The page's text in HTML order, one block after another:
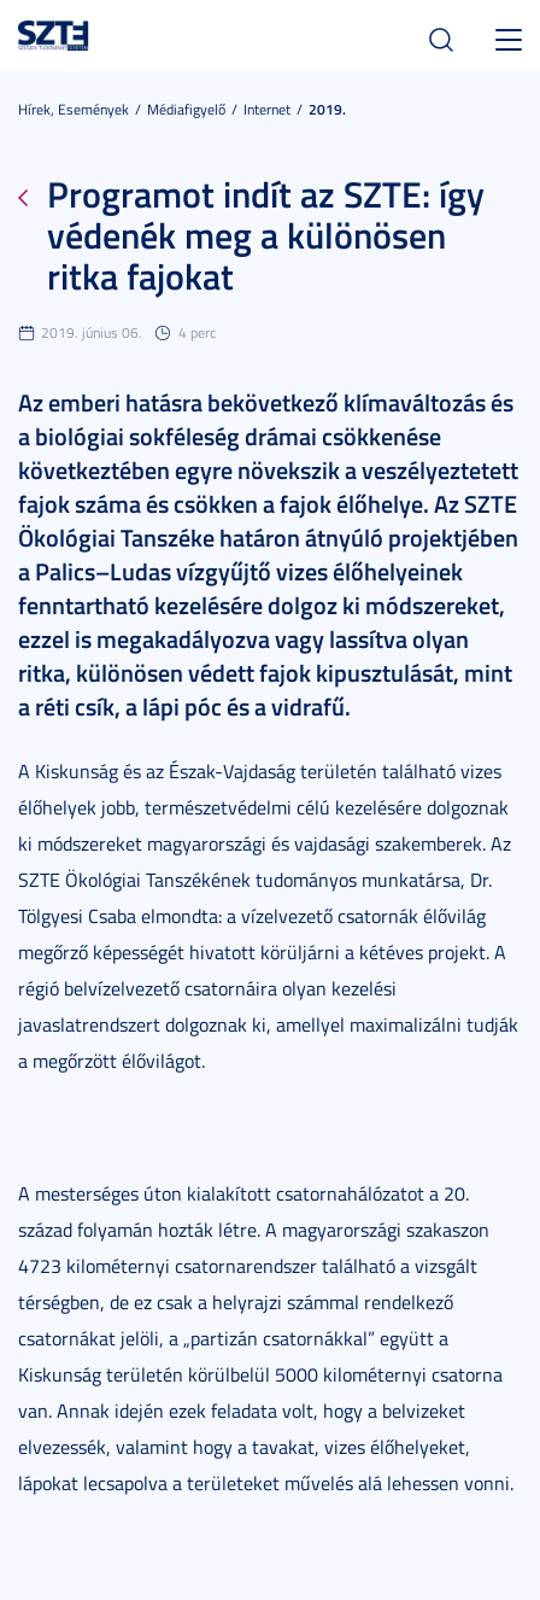
Hírek, Események Médiafigyelő Internet 2019.
Programot indít az SZTE: így
védenék meg a különösen
ritka fajokat
2019. június 06. 4 perc
Az emberi hatásra bekövetkező klímaváltozás és
a biológiai sokféleség drámai csökkenése
következtében egyre növekszik a veszélyeztetett
fajok száma és csökken a fajok élőhelye. Az SZTE
Ökológiai Tanszéke határon átnyúló projektjében
a Palics–Ludas vízgyűjtő vizes élőhelyeinek
fenntartható kezelésére dolgoz ki módszereket,
ezzel is megakadályozva vagy lassítva olyan
ritka, különösen védett fajok kipusztulását, mint
a réti csík, a lápi póc és a vidrafű.
A Kiskunság és az Észak-Vajdaság területén található vizes
élőhelyek jobb, természetvédelmi célú kezelésére dolgoznak
ki módszereket magyarországi és vajdasági szakemberek. Az
SZTE Ökológiai Tanszékének tudományos munkatársa, Dr.
Tölgyesi Csaba elmondta: a vízelvezető csatornák élővilág
megőrző képességét hivatott körüljárni a kétéves projekt. A
régió belvízelvezető csatornáira olyan kezelési
javaslatrendszert dolgoznak ki, amellyel maximalizálni tudják
a megőrzött élővilágot.
A mesterséges úton kialakított csatornahálózatot a 20.
század folyamán hozták létre. A magyarországi szakaszon
4723 kilométernyi csatornarendszer található a vizsgált
térségben, de ez csak a helyrajzi számmal rendelkező
csatornákat jelöli, a „partizán csatornákkal” együtt a
Kiskunság területén körülbelül 5000 kilométernyi csatorna
van. Annak idején ezek feladata volt, hogy a belvizeket
elvezessék, valamint hogy a tavakat, vizes élőhelyeket,
lápokat lecsapolva a területeket művelés alá lehessen vonni.